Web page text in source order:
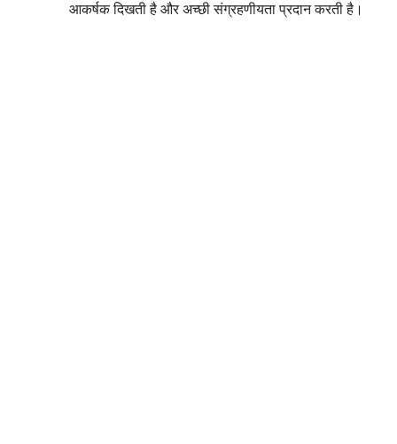
आकर्षक दिखती है और अच्छी संग्रहणीयता प्रदान करती है।